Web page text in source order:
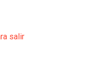
salir